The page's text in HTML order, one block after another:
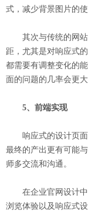
式，减少背景图片的使
其次与传统的网站
距，尤其是对响应式
都需要有调整变化的
面的问题的几率会更大
5、前端实现
响应式的设计页面
最终的产出更有可能
师多交流和沟通。
在企业官网设计中
浏览体验以及响应式设